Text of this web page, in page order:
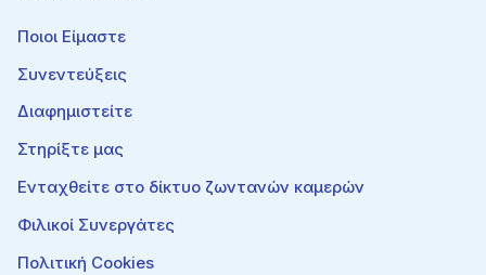
Πληροφορίες
Ποιοι Είμαστε
Συνεντεύξεις
Διαφημιστείτε
Στηρίξτε μας
Ενταχθείτε στο δίκτυο ζωντανών καμερών
Φιλικοί Συνεργάτες